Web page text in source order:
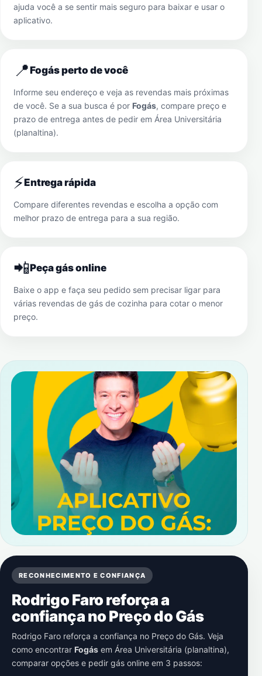
ajuda você a se sentir mais seguro para baixar e usar o
aplicativo.
📍Fogás perto de você
Informe seu endereço e veja as revendas mais próximas
de você. Se a sua busca é por Fogás, compare preço e
prazo de entrega antes de pedir em Área Universitária
(planaltina).
⚡Entrega rápida
Compare diferentes revendas e escolha a opção com
melhor prazo de entrega para a sua região.
📲Peça gás online
Baixe o app e faça seu pedido sem precisar ligar para
várias revendas de gás de cozinha para cotar o menor
preço.
RECONHECIMENTO E CONFIANÇA
Rodrigo Faro reforça a
confiança no Preço do Gás
Rodrigo Faro reforça a confiança no Preço do Gás. Veja
como encontrar Fogás em Área Universitária (planaltina),
comparar opções e pedir gás online em 3 passos: